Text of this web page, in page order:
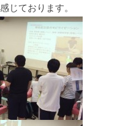
じております。